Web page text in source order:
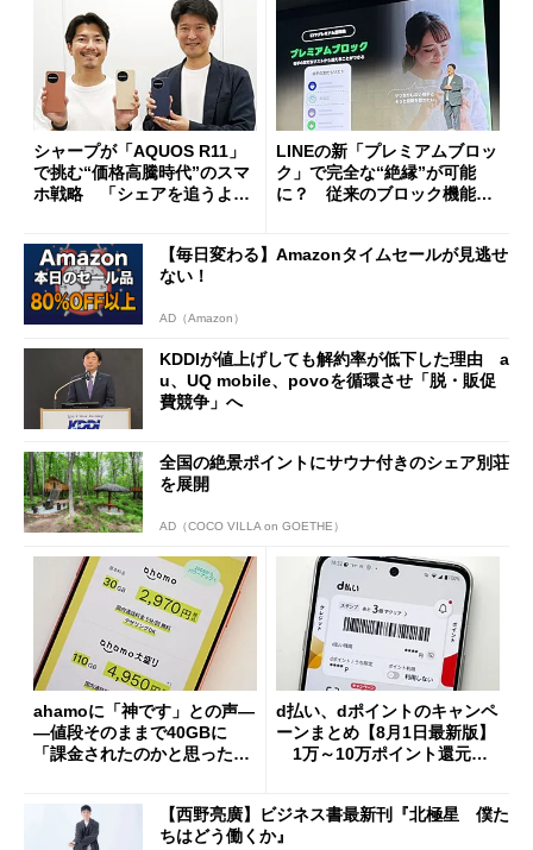
シャープが「AQUOS R11」
で挑む“価格高騰時代”のスマ
ホ戦略 「シェアを追うより
LINEの新「プレミアムブロッ
ク」で完全な“絶縁”が可能
に？ 従来のブロック機能と
【毎日変わる】Amazonタイムセールが見逃せ
ない！
AD（Amazon）
KDDIが値上げしても解約率が低下した理由 a
u、UQ mobile、povoを循環させ「脱・販促
費競争」へ
全国の絶景ポイントにサウナ付きのシェア別荘
を展開
AD（COCO VILLA on GOETHE）
ahamoに「神です」との声―
―値段そのままで40GBに
「課金されたのかと思った」
d払い、dポイントのキャンペ
ーンまとめ【8月1日最新版】
1万～10万ポイント還元の
【西野亮廣】ビジネス書最新刊『北極星 僕た
ちはどう働くか』